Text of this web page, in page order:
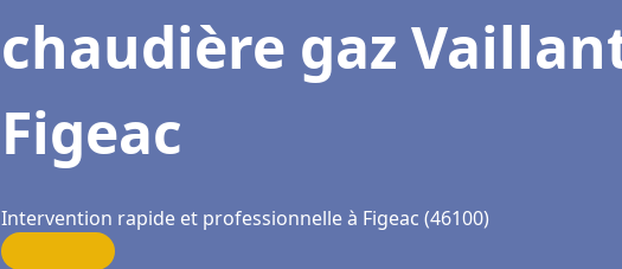
chaudière gaz
Figeac
Intervention rapide et professionnelle à Figeac (46100)